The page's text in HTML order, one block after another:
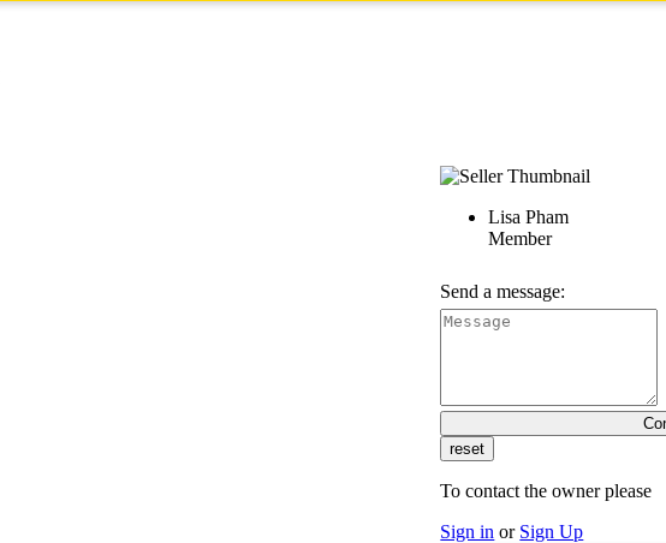
Lisa Pham
Member
Send a message:
To contact the owner please
Sign in or Sign Up